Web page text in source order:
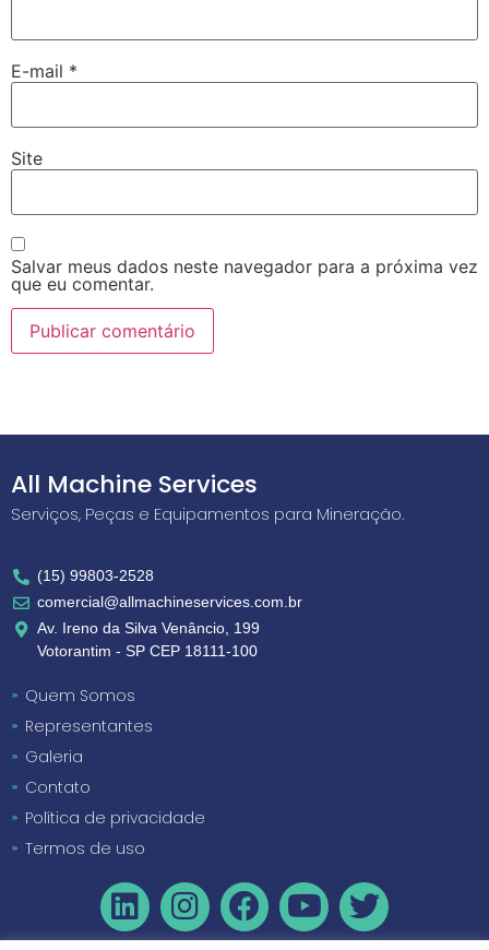
E-mail *
Site
Salvar meus dados neste navegador para a próxima vez
que eu comentar.
All Machine Services
Serviços, Peças e Equipamentos para Mineração.
(15) 99803-2528
comercial@allmachineservices.com.br
Av. Ireno da Silva Venâncio, 199
Votorantim - SP CEP 18111-100
Quem Somos
Representantes
Galeria
Contato
Política de privacidade
Termos de uso